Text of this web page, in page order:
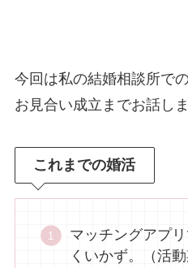
今回は私の結婚相談所で
お見合い成立までお話しま
これまでの婚活
マッチングアプ
くいかず。（活